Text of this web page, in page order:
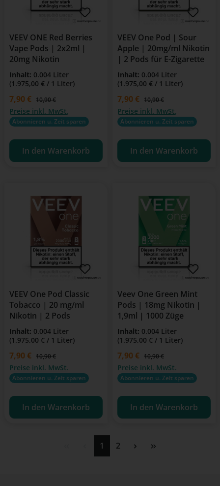
VEEV ONE Red Berries
Vape Pods | 2x2ml |
20mg Nikotin
Inhalt: 0.004 Liter
(1.975,00 € / 1 Liter)
Verkaufspreis:
7,90 € Regulärer Preis:
10,90 €
Preise inkl. MwSt.
Abonnieren u. Zeit sparen
In den Warenkorb
VEEV One Pod | Sour
Apple | 20mg/ml Nikotin
| 2 Pods für E-Zigarette
Inhalt: 0.004 Liter
(1.975,00 € / 1 Liter)
Verkaufspreis:
7,90 € Regulärer Preis:
10,90 €
Preise inkl. MwSt.
Abonnieren u. Zeit sparen
In den Warenkorb
VEEV One Pod Classic
Tobacco | 20 mg/ml
Nikotin | 2 Pods
Inhalt: 0.004 Liter
(1.975,00 € / 1 Liter)
Verkaufspreis:
7,90 € Regulärer Preis:
10,90 €
Preise inkl. MwSt.
Abonnieren u. Zeit sparen
In den Warenkorb
Veev One Green Mint
Pods | 18mg Nikotin |
1,9ml | 1000 Züge
Inhalt: 0.004 Liter
(1.975,00 € / 1 Liter)
Verkaufspreis:
7,90 € Regulärer Preis:
10,90 €
Preise inkl. MwSt.
Abonnieren u. Zeit sparen
In den Warenkorb
Seite
1 Seite
2